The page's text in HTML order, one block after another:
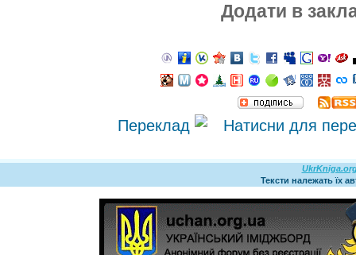
Додати в
Переклад
Тексти належать їх